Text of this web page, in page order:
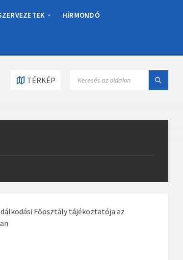
HÍRMONDÓ
TÉRKÉP
Főosztály tájékoztatója az